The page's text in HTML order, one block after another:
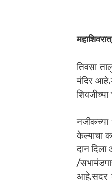
तिवसा
मंदिर
नजीकच्या
केल्याचा
दान दिला
/
आहे.सदर